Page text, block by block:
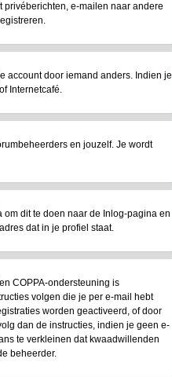
e-mailen naar andere
account door iemand anders. Indien je
Internetcafé.
en jouzelf. Je wordt
dit te doen naar de Inlog-pagina en
dat in je profiel staat.
COPPA-ondersteuning is
volgen die je per e-mail hebt
worden geactiveerd, of door
dan de instructies, indien je geen e-
te verkleinen dat kwaadwillenden
beheerder.